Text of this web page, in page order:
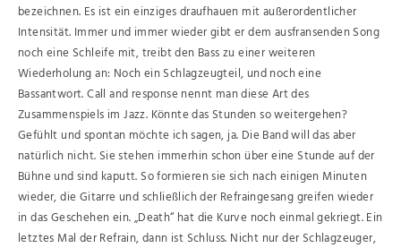
bezeichnen. Es ist ein einziges draufhauen mit außerordentlicher
Intensität. Immer und immer wieder gibt er dem ausfransenden Song
noch eine Schleife mit, treibt den Bass zu einer weiteren
Wiederholung an: Noch ein Schlagzeugteil, und noch eine
Bassantwort. Call and response nennt man diese Art des
Zusammenspiels im Jazz. Könnte das Stunden so weitergehen?
Gefühlt und spontan möchte ich sagen, ja. Die Band will das aber
natürlich nicht. Sie stehen immerhin schon über eine Stunde auf der
Bühne und sind kaputt. So formieren sie sich nach einigen Minuten
wieder, die Gitarre und schließlich der Refraingesang greifen wieder
in das Geschehen ein. „Death“ hat die Kurve noch einmal gekriegt. Ein
letztes Mal der Refrain, dann ist Schluss. Nicht nur der Schlagzeuger,